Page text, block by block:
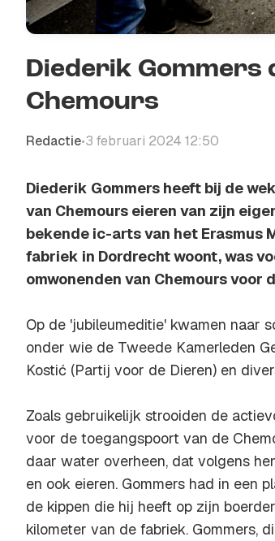
Diederik Gommers
Chemours
Redactie•3 februari 2024 12:50
Diederik Gommers heeft bij de
van Chemours eieren van zijn
bekende ic-arts van het Erasmus
fabriek in Dordrecht woont, was
omwonenden van Chemours
Op de 'jubileumeditie' kwamen naar
onder wie de Tweede Kamerleden
Kostić (Partij voor de Dieren) en
Zoals gebruikelijk strooiden de
voor de toegangspoort van de
daar water overheen, dat volgens
en ook eieren. Gommers had in een
de kippen die hij heeft op zijn
kilometer van de fabriek. Gommers,